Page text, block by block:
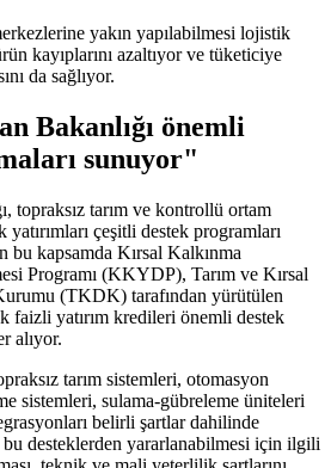
yakın yapılabilmesi lojistik
kayıplarını azaltıyor ve tüketiciye
da sağlıyor.
Bakanlığı önemli
sunuyor"
topraksız tarım ve kontrollü ortam
çeşitli destek programları
bu kapsamda Kırsal Kalkınma
Programı (KKYDP), Tarım ve Kırsal
(TKDK) tarafından yürütülen
faizli yatırım kredileri önemli destek
alıyor.
tarım sistemleri, otomasyon
sistemleri, sulama-gübreleme üniteleri
belirli şartlar dahilinde
desteklerden yararlanabilmesi için ilgili